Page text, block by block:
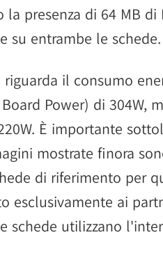
la presenza di 64 MB
su entrambe le schede.
riguarda il consumo
Power) di 304W,
È importante
mostrate finora
di riferimento per
esclusivamente ai
schede utilizzano